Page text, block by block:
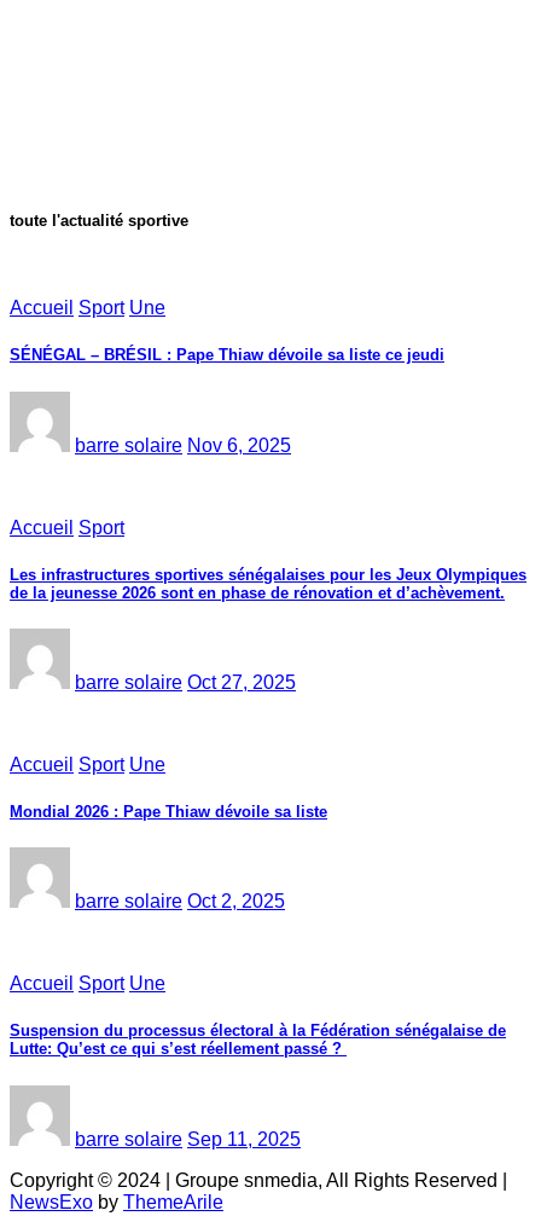
toute l'actualité sportive
Accueil Sport Une
SÉNÉGAL – BRÉSIL : Pape Thiaw dévoile sa liste ce jeudi
barre solaire Nov 6, 2025
Accueil Sport
Les infrastructures sportives sénégalaises pour les Jeux Olympiques
de la jeunesse 2026 sont en phase de rénovation et d’achèvement.
barre solaire Oct 27, 2025
Accueil Sport Une
Mondial 2026 : Pape Thiaw dévoile sa liste
barre solaire Oct 2, 2025
Accueil Sport Une
‎Suspension du processus électoral à la Fédération sénégalaise de
Lutte: Qu’est ce qui s’est réellement passé ? ‎‎
barre solaire Sep 11, 2025
Copyright © 2024 | Groupe snmedia, All Rights Reserved
NewsExo by ThemeArile